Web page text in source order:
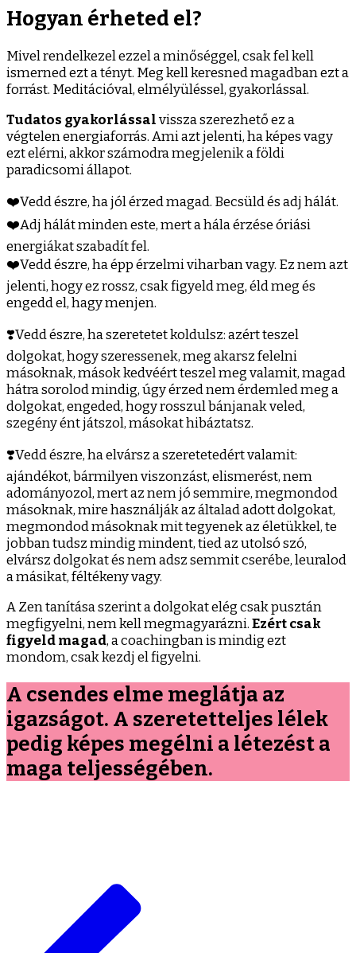
Hogyan érheted el?
Mivel rendelkezel ezzel a minőséggel, csak fel kell
ismerned ezt a tényt. Meg kell keresned magadban ezt a
forrást. Meditációval, elmélyüléssel, gyakorlással.
Tudatos gyakorlássalvissza szerezhető ez a
végtelen energiaforrás. Ami azt jelenti, ha képes vagy
ezt elérni, akkor számodra megjelenik a földi
paradicsomi állapot.
❤️Vedd észre, ha jól érzed magad. Becsüld és adj hálát.
❤️Adj hálát minden este, mert a hála érzése óriási
energiákat szabadít fel.
❤️Vedd észre, ha épp érzelmi viharban vagy. Ez nem azt
jelenti, hogy ez rossz, csak figyeld meg, éld meg és
engedd el, hagy menjen.
❣️Vedd észre, ha szeretetet koldulsz: azért teszel
dolgokat, hogy szeressenek, meg akarsz felelni
másoknak, mások kedvéért teszel meg valamit, magad
hátra sorolod mindig, úgy érzed nem érdemled meg a
dolgokat, engeded, hogy rosszul bánjanak veled,
szegény ént játszol, másokat hibáztatsz.
❣️Vedd észre, ha elvársz a szeretetedért valamit:
ajándékot, bármilyen viszonzást, elismerést, nem
adományozol, mert az nem jó semmire, megmondod
másoknak, mire használják az általad adott dolgokat,
megmondod másoknak mit tegyenek az életükkel, te
jobban tudsz mindig mindent, tied az utolsó szó,
elvársz dolgokat és nem adsz semmit cserébe, leuralod
a másikat, féltékeny vagy.
A Zen tanítása szerint a dolgokat elég csak pusztán
megfigyelni, nem kell megmagyarázni.Ezért csak
figyeld magad, a coachingban is mindig ezt
mondom, csak kezdj el figyelni.
A csendes elme meglátja az
igazságot. A szeretetteljes lélek
pedig képes megélni a létezést a
maga teljességében.